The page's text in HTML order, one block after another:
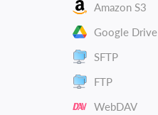
Amazon S3
Google Drive
SFTP
FTP
WebDAV